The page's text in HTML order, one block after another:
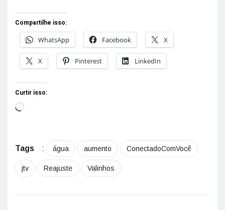
Compartilhe isso:
WhatsApp
Facebook X
X Pinterest LinkedIn
Curtir isso:
Tags : água aumento ConectadoComVocê
jtv Reajuste Valinhos